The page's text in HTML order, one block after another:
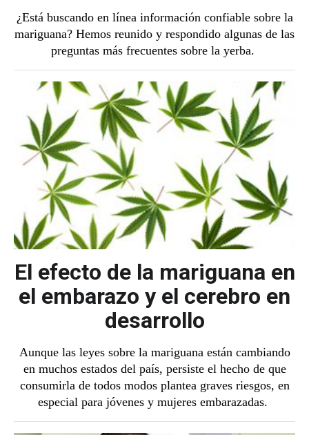
¿Está buscando en línea información confiable sobre la
mariguana? Hemos reunido y respondido algunas de las
preguntas más frecuentes sobre la yerba.
El efecto de la mariguana en
el embarazo y el cerebro en
desarrollo
Aunque las leyes sobre la mariguana están cambiando
en muchos estados del país, persiste el hecho de que
consumirla de todos modos plantea graves riesgos, en
especial para jóvenes y mujeres embarazadas.